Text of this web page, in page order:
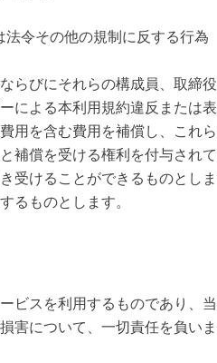
令その他の規制に反する行為
らびにそれらの構成員、取締
による本利用規約違反または
用を含む費用を補償し、これ
補償を受ける権利を付与され
受けることができるものとし
るものとします。
ビスを利用するものであり、
害について、一切責任を負いま